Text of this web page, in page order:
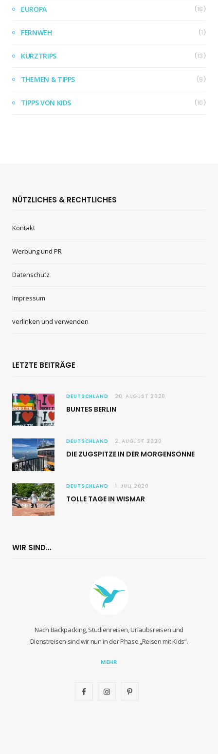
EUROPA (18)
FERNWEH (1)
KURZTRIPS (13)
THEMEN & TIPPS (9)
TIPPS VON KIDS (10)
NÜTZLICHES & RECHTLICHES
Kontakt
Werbung und PR
Datenschutz
Impressum
verlinken und verwenden
LETZTE BEITRÄGE
DEUTSCHLAND 20. AUGUST 2020
BUNTES BERLIN
DEUTSCHLAND 2. AUGUST 2020
DIE ZUGSPITZE IN DER MORGENSONNE
DEUTSCHLAND 1. JULI 2020
TOLLE TAGE IN WISMAR
WIR SIND…
Nach Backpacking, Studienreisen, Urlaubsreisen und
Dienstreisen sind wir nun in der Phase „Reisen mit Kids“.
MEHR
F
I
P